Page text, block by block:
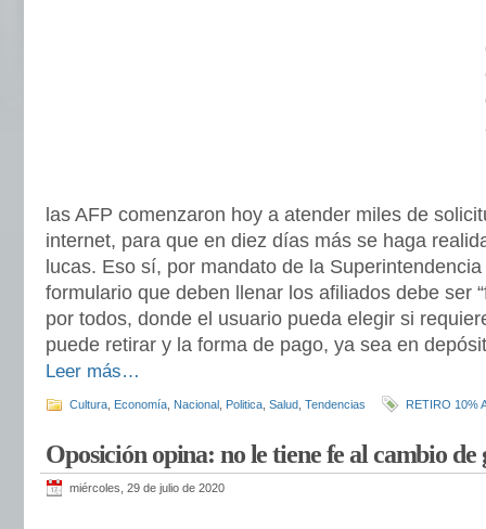
las AFP comenzaron hoy a atender miles de
internet, para que en diez días más se haga
lucas. Eso sí, por mandato de la
formulario que deben llenar los afiliados debe ser
por todos, donde el usuario pueda elegir si
puede retirar y la forma de pago, ya sea en
Leer más…
Cultura Economía Nacional Politica Salud Tendencias RETIRO 10%
Oposición opina: no le tiene fe al cambio de
miércoles, 29 de julio de 2020